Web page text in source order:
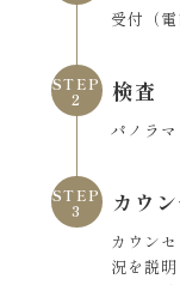
受付（
STEP
2
検査
パノラ
STEP
3
カウ
カウン
況を説